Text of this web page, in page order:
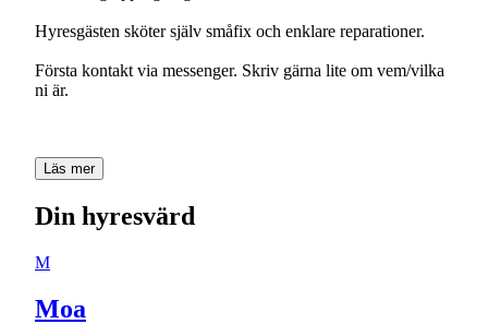
Hyresgästen sköter själv småfix och enklare reparationer.
Första kontakt via messenger. Skriv gärna lite om vem/vilka
ni är.
Läs mer
Din hyresvärd
M
Moa